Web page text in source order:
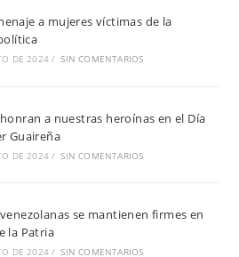
a mujeres víctimas de la
DE 2024 / SIN COMENTARIOS
a nuestras heroínas en el Día
Guaireña
DE 2024 / SIN COMENTARIOS
se mantienen firmes en
la Patria
DE 2024 / SIN COMENTARIOS